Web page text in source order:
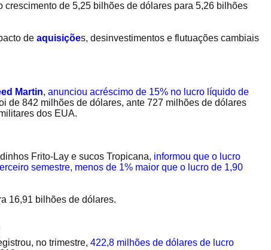
crescimento de 5,25 bilhões de dólares para 5,26 bilhões
de aquisições, desinvestimentos e flutuações cambiais
Martin, anunciou acréscimo de 15% no lucro líquido de
de 842 milhões de dólares, ante 727 milhões de dólares
dos EUA.
Frito-Lay e sucos Tropicana, informou que o lucro
semestre, menos de 1% maior que o lucro de 1,90
16,91 bilhões de dólares.
no trimestre, 422,8 milhões de dólares de lucro